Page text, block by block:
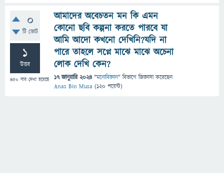
0
টি ভোট
1
উত্তর
450 বার দেখা হয়েছে
আমাদের অবেচতন মন কি এমন
কোনো ছবি কল্পনা করতে পারবে যা
আমি আদো কখনো দেখিনি?যদি না
পারে তাহলে সপ্নে মাঝে মাঝে অচেনা
লোক দেখি কেন?
17 জানুয়ারি 2024 "মনোবিজ্ঞান" বিভাগে জিজ্ঞাসাকরেছেন
Anas Bin Musa (120 পয়েন্ট)